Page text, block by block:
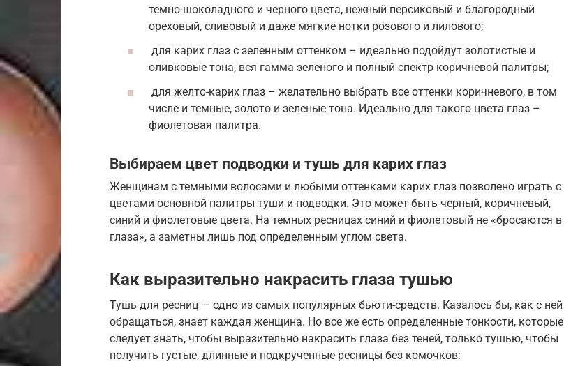
темно-шоколадного и черного цвета, нежный персиковый и благородный
ореховый, сливовый и даже мягкие нотки розового и лилового;
для карих глаз с зеленным оттенком – идеально подойдут золотистые и
оливковые тона, вся гамма зеленого и полный спектр коричневой палитры;
для желто-карих глаз – желательно выбрать все оттенки коричневого, в том
числе и темные, золото и зеленые тона. Идеально для такого цвета глаз –
фиолетовая палитра.
Выбираем цвет подводки и тушь для карих глаз
Женщинам с темными волосами и любыми оттенками карих глаз позволено играть с
цветами основной палитры туши и подводки. Это может быть черный, коричневый,
синий и фиолетовые цвета. На темных ресницах синий и фиолетовый не «бросаются в
глаза», а заметны лишь под определенным углом света.
Как выразительно накрасить глаза тушью
Тушь для ресниц — одно из самых популярных бьюти-средств. Казалось бы, как с ней
обращаться, знает каждая женщина. Но все же есть определенные тонкости, которые
следует знать, чтобы выразительно накрасить глаза без теней, только тушью, чтобы
получить густые, длинные и подкрученные ресницы без комочков: